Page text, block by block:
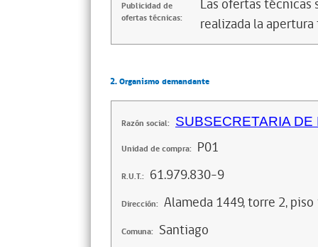
Publicidad de
ofertas técnicas:
Las ofertas
realizada la
2. Organismo demandante
Razón social: SUBSECRETARIA DE
Unidad de compra: P01
R.U.T.: 61.979.830-9
Dirección: Alameda 1449, torre 2,
Comuna: Santiago